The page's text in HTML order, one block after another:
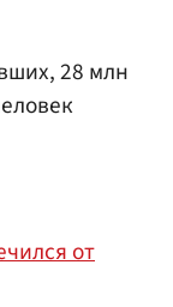
28 млн
от